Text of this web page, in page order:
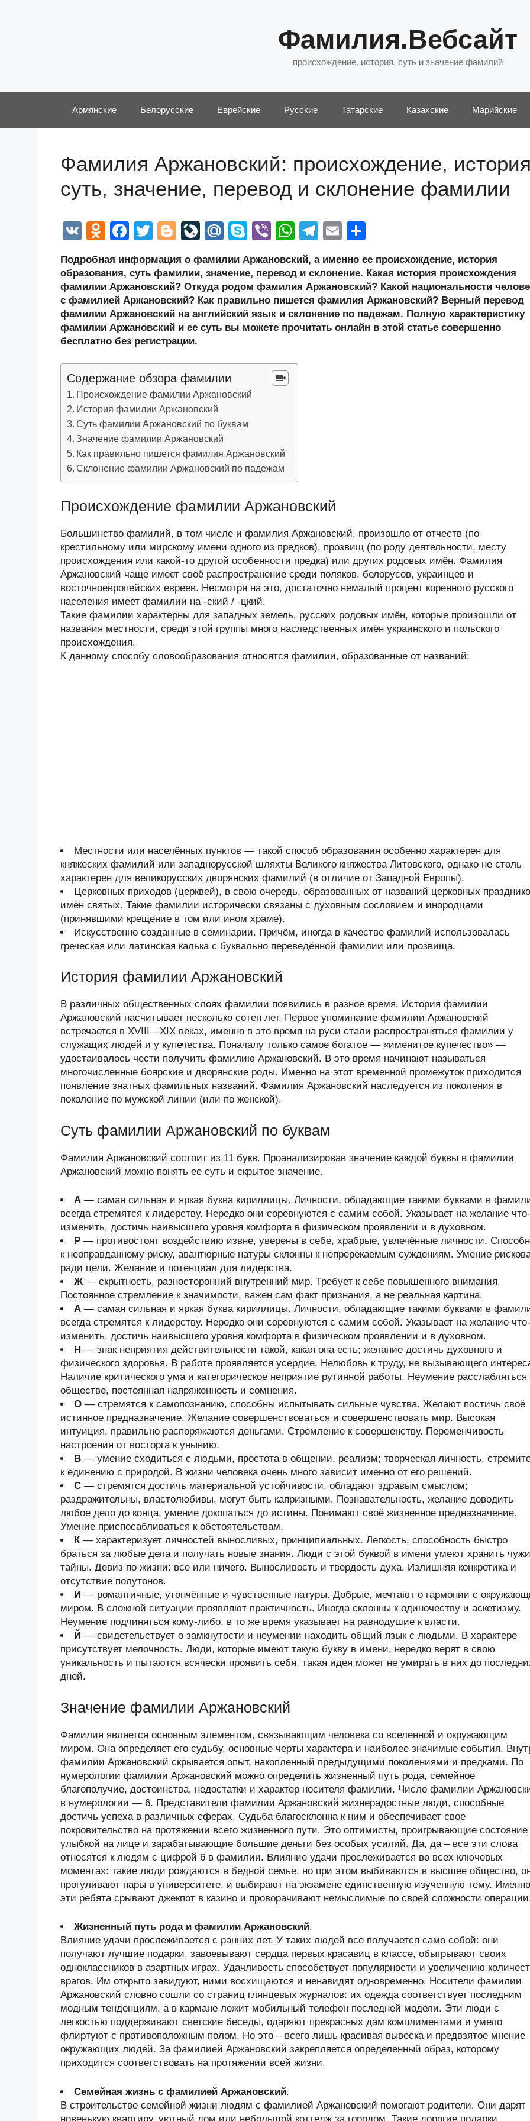
Фамилия.Вебсайт
происхождение, история, суть и значение фамилий
Армянские Белорусские Еврейские Русские Татарские Казахские Марийские
Фамилия Аржановский: происхождение,
суть, значение, перевод и склонение фамилии
V
O
n
o
kl
a
ss
ni
ki
F
c
e
b
o
o
k
T
tt
er
Bl
g
g
er
Li
e
J
o
ur
al
M
.R
u
S
p
e
Vi
er
W
h
at
s
A
p
T
e
gr
a
m
E
ail р
а
в
и
Подробная информация о фамилии Аржановский, а именно ее происхождение, история
образования, суть фамилии, значение, перевод и склонение. Какая история происхождения
фамилии Аржановский? Откуда родом фамилия Аржановский? Какой национальности
с фамилией Аржановский? Как правильно пишется фамилия Аржановский? Верный перевод
фамилии Аржановский на английский язык и склонение по падежам. Полную характеристику
фамилии Аржановский и ее суть вы можете прочитать онлайн в этой статье совершенно
бесплатно без регистрации.
Содержание обзора фамилии
Происхождение фамилии Аржановский
История фамилии Аржановский
Суть фамилии Аржановский по буквам
Значение фамилии Аржановский
Как правильно пишется фамилия Аржановский
Склонение фамилии Аржановский по падежам
Происхождение фамилии Аржановский
Большинство фамилий, в том числе и фамилия Аржановский, произошло от отчеств (по
крестильному или мирскому имени одного из предков), прозвищ (по роду деятельности, месту
происхождения или какой-то другой особенности предка) или других родовых имён. Фамилия
Аржановский чаще имеет своё распространение среди поляков, белорусов, украинцев и
восточноевропейских евреев. Несмотря на это, достаточно немалый процент коренного русского
населения имеет фамилии на -ский / -цкий.
Такие фамилии характерны для западных земель, русских родовых имён, которые произошли от
названия местности, среди этой группы много наследственных имён украинского и польского
происхождения.
К данному способу словообразования относятся фамилии, образованные от названий:
Местности или населённых пунктов — такой способ образования особенно характерен для
княжеских фамилий или западнорусской шляхты Великого княжества Литовского, однако не столь
характерен для великорусских дворянских фамилий (в отличие от Западной Европы).
Церковных приходов (церквей), в свою очередь, образованных от названий церковных
имён святых. Такие фамилии исторически связаны с духовным сословием и инородцами
(принявшими крещение в том или ином храме).
Искусственно созданные в семинарии. Причём, иногда в качестве фамилий использовалась
греческая или латинская калька с буквально переведённой фамилии или прозвища.
История фамилии Аржановский
В различных общественных слоях фамилии появились в разное время. История фамилии
Аржановский насчитывает несколько сотен лет. Первое упоминание фамилии Аржановский
встречается в XVIII—XIX веках, именно в это время на руси стали распространяться фамилии у
служащих людей и у купечества. Поначалу только самое богатое — «именитое купечество» —
удостаивалось чести получить фамилию Аржановский. В это время начинают называться
многочисленные боярские и дворянские роды. Именно на этот временной промежуток приходится
появление знатных фамильных названий. Фамилия Аржановский наследуется из поколения в
поколение по мужской линии (или по женской).
Суть фамилии Аржановский по буквам
Фамилия Аржановский состоит из 11 букв. Проанализировав значение каждой буквы в фамилии
Аржановский можно понять ее суть и скрытое значение.
А — самая сильная и яркая буква кириллицы. Личности, обладающие такими буквами в
всегда стремятся к лидерству. Нередко они соревнуются с самим собой. Указывает на желание
изменить, достичь наивысшего уровня комфорта в физическом проявлении и в духовном.
Р — противостоят воздействию извне, уверены в себе, храбрые, увлечённые личности.
к неоправданному риску, авантюрные натуры склонны к непререкаемым суждениям. Умение
ради цели. Желание и потенциал для лидерства.
Ж— скрытность, разносторонний внутренний мир. Требует к себе повышенного внимания.
Постоянное стремление к значимости, важен сам факт признания, а не реальная картина.
А — самая сильная и яркая буква кириллицы. Личности, обладающие такими буквами в
всегда стремятся к лидерству. Нередко они соревнуются с самим собой. Указывает на желание
изменить, достичь наивысшего уровня комфорта в физическом проявлении и в духовном.
Н — знак неприятия действительности такой, какая она есть; желание достичь духовного и
физического здоровья. В работе проявляется усердие. Нелюбовь к труду, не вызывающего
Наличие критического ума и категорическое неприятие рутинной работы. Неумение расслабляться
обществе, постоянная напряженность и сомнения.
О — стремятся к самопознанию, способны испытывать сильные чувства. Желают постичь своё
истинное предназначение. Желание совершенствоваться и совершенствовать мир. Высокая
интуиция, правильно распоряжаются деньгами. Стремление к совершенству. Переменчивость
настроения от восторга к унынию.
В — умение сходиться с людьми, простота в общении, реализм; творческая личность,
к единению с природой. В жизни человека очень много зависит именно от его решений.
С — стремятся достичь материальной устойчивости, обладают здравым смыслом;
раздражительны, властолюбивы, могут быть капризными. Познавательность, желание доводить
любое дело до конца, умение докопаться до истины. Понимают своё жизненное предназначение.
Умение приспосабливаться к обстоятельствам.
К— характеризует личностей выносливых, принципиальных. Легкость, способность быстро
браться за любые дела и получать новые знания. Люди с этой буквой в имени умеют хранить
тайны. Девиз по жизни: все или ничего. Выносливость и твердость духа. Излишняя конкретика и
отсутствие полутонов.
И — романтичные, утончённые и чувственные натуры. Добрые, мечтают о гармонии с
миром. В сложной ситуации проявляют практичность. Иногда склонны к одиночеству и аскетизму.
Неумение подчиняться кому-либо, в то же время указывает на равнодушие к власти.
Й — свидетельствует о замкнутости и неумении находить общий язык с людьми. В характере
присутствует мелочность. Люди, которые имеют такую букву в имени, нередко верят в свою
уникальность и пытаются всячески проявить себя, такая идея может не умирать в них до
дней.
Значение фамилии Аржановский
Фамилия является основным элементом, связывающим человека со вселенной и окружающим
миром. Она определяет его судьбу, основные черты характера и наиболее значимые события.
фамилии Аржановский скрывается опыт, накопленный предыдущими поколениями и предками. По
нумерологии фамилии Аржановский можно определить жизненный путь рода, семейное
благополучие, достоинства, недостатки и характер носителя фамилии. Число фамилии
в нумерологии — 6. Представители фамилии Аржановский жизнерадостные люди, способные
достичь успеха в различных сферах. Судьба благосклонна к ним и обеспечивает свое
покровительство на протяжении всего жизненного пути. Это оптимисты, проигрывающие состояние
улыбкой на лице и зарабатывающие большие деньги без особых усилий. Да, да – все эти слова
относятся к людям с цифрой 6 в фамилии. Влияние удачи прослеживается во всех ключевых
моментах: такие люди рождаются в бедной семье, но при этом выбиваются в высшее общество,
прогуливают пары в университете, и выбирают на экзамене единственную изученную тему. Именно
эти ребята срывают джекпот в казино и проворачивают немыслимые по своей сложности
Жизненный путь рода и фамилии Аржановский.
Влияние удачи прослеживается с ранних лет. У таких людей все получается само собой: они
получают лучшие подарки, завоевывают сердца первых красавиц в классе, обыгрывают своих
одноклассников в азартных играх. Удачливость способствует популярности и увеличению
врагов. Им открыто завидуют, ними восхищаются и ненавидят одновременно. Носители фамилии
Аржановский словно сошли со страниц глянцевых журналов: их одежда соответствует последним
модным тенденциям, а в кармане лежит мобильный телефон последней модели. Эти люди с
легкостью поддерживают светские беседы, одаряют прекрасных дам комплиментами и умело
флиртуют с противоположным полом. Но это – всего лишь красивая вывеска и предвзятое мнение
окружающих людей. За фамилией Аржановский закрепляется определенный образ, которому
приходится соответствовать на протяжении всей жизни.
Семейная жизнь с фамилией Аржановский.
В строительстве семейной жизни людям с фамилией Аржановский помогают родители. Они дарят
новенькую квартиру, уютный дом или небольшой коттедж за городом. Такие дорогие подарки